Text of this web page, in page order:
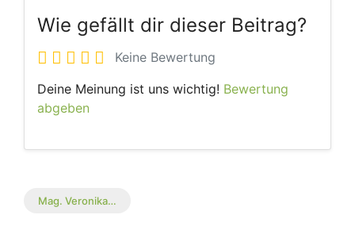
Wie gefällt dir dieser Beitrag?
Keine Bewertung
Deine Meinung ist uns wichtig! Bewertung
abgeben
Mag. Veronika…